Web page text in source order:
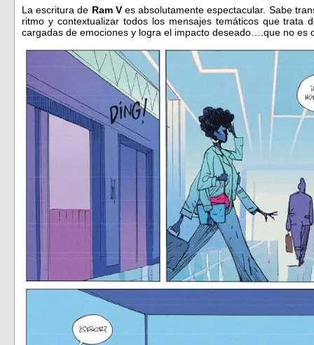
La escritura de Ram Ves absolutamente espectacular. Sabe
ritmo y contextualizar todos los mensajes temáticos que trata
cargadas de emociones y logra el impacto deseado….que no es